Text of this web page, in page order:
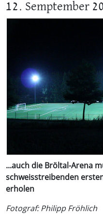
12. Semptember
...auch die Bröltal-Arena
schweisstreibenden
erholen
Fotograf: Philipp Fröhlich